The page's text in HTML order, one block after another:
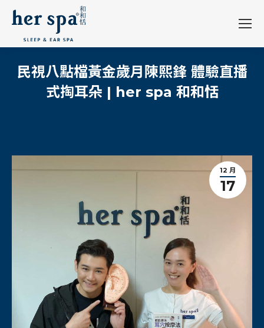
民視八點檔黃金歲月陳熙鋒 體驗直播
式掏耳朵 | her spa 和和恬
12 月
17